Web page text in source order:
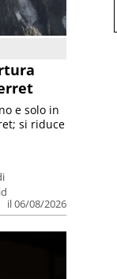
il 06/08/2026
e solo in
si riduce